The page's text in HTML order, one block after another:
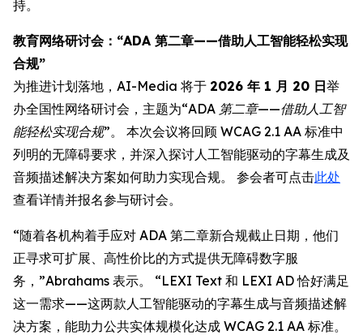
持。
教育网络研讨会：“ADA 第二章——借助人工智能轻松实现
合规”
为推进计划落地，AI-Media 将于 2026 年 1 月 20 日举
办全国性网络研讨会，主题为“ADA 第二章——借助人工智
能轻松实现合规”。 本次会议将回顾 WCAG 2.1 AA 标准中
列明的无障碍要求，并深入探讨人工智能驱动的字幕生成及
音频描述解决方案如何助力实现合规。 参会者可点击此处
查看详情并报名参与研讨会。
“随着各机构着手应对 ADA 第二章新合规截止日期，他们
正寻求可扩展、高性价比的方式提供无障碍数字服
务，”Abrahams 表示。 “LEXI Text 和 LEXI AD 恰好满足
这一需求——这两款人工智能驱动的字幕生成与音频描述解
决方案，能助力公共实体规模化达成 WCAG 2.1 AA 标准。